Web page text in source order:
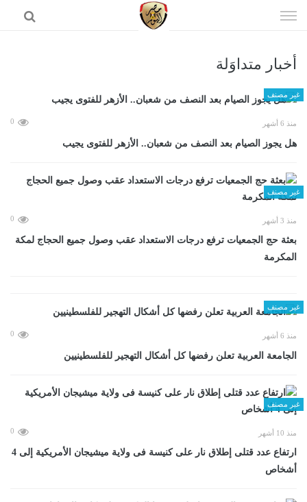
الى
أخبار متداوَلة
غير مصنف
منذ 6 أشهر 0
هل يجوز الصيام بعد النصف من شعبان.. الأزهر للفتوى يجيب
غير مصنف
منذ 3 أشهر 0
بعثة حج الجمعيات ترفع درجات الاستعداد عقب وصول جميع الحجاج لمكة
المكرمة
غير مصنف
منذ 6 أشهر 0
الجامعة العربية تعلن رفضها كل أشكال التهجير للفلسطينيين
غير مصنف
منذ 10 أشهر 0
ارتفاع عدد قتلى إطلاق نار على كنيسة فى ولاية ميشيجان الأمريكية إلى 4
أشخاص